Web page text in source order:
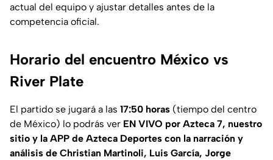
actual del equipo y ajustar detalles antes de la
competencia oficial.
Horario del encuentro México vs
River Plate
El partido se jugará a las 17:50 horas (tiempo del centro
de México) lo podrás ver EN VIVO por Azteca 7, nuestro
sitio y la APP de Azteca Deportes con la narración y
análisis de Christian Martinoli, Luis García, Jorge